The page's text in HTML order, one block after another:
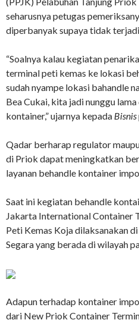
seharusnya petugas
diperbanyak supaya tidak
“Soalnya kalau kegiatan
terminal peti kemas ke lokasi
sudah nyampe lokasi bahandle
Bea Cukai, kita jadi nunggu
kontainer,” ujarnya kepada Bisnis
Qadar berharap regulator
di Priok dapat meningkatkan
layanan behandle kontainer
Saat ini kegiatan behandle
Jakarta International Container
Peti Kemas Koja dilaksanakan
Segara yang berada di wilayah
Adapun terhadap kontainer
dari New Priok Container